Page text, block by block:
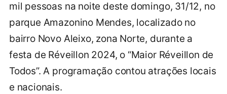
mil pessoas na noite deste domingo, 31/12, no
parque Amazonino Mendes, localizado no
bairro Novo Aleixo, zona Norte, durante a
festa de Réveillon 2024, o “Maior Réveillon de
Todos”. A programação contou atrações locais
e nacionais.